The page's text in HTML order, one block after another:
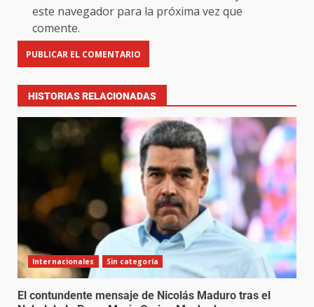
este navegador para la próxima vez que
comente.
HISTORIAS RELACIONADAS
Internacionales Sin categoría
El contundente mensaje de Nicolás Maduro tras el